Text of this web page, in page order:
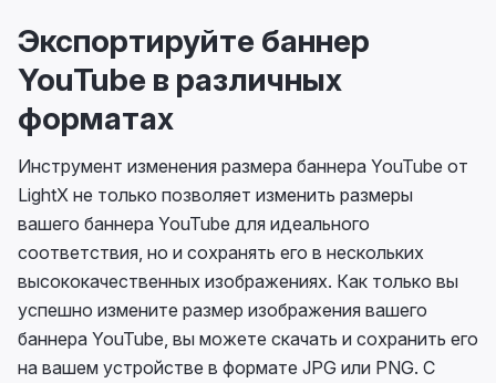
Экспортируйте баннер
YouTube в различных
форматах
Инструмент изменения размера баннера YouTube от
LightX не только позволяет изменить размеры
вашего баннера YouTube для идеального
соответствия, но и сохранять его в нескольких
высококачественных изображениях. Как только вы
успешно измените размер изображения вашего
баннера YouTube, вы можете скачать и сохранить его
на вашем устройстве в формате JPG или PNG. С